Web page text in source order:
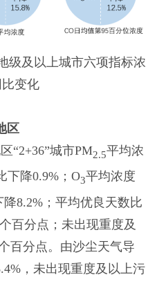
级及以上城市六项指标浓
变化
区
城市PM2.5平均浓
下降0.9%；O3平均浓度
8.2%；平均优良天数比
百分点；未出现重度及
百分点。由沙尘天气导
，未出现重度及以上污